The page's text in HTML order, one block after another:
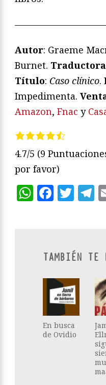
Autor: Graeme
Burnet.
Título: Caso clínico.
Impedimenta.
Amazon, Fnac y
4.7/5 (9
por favor)
TAMBIÉN TE
En busca
de Ovidio